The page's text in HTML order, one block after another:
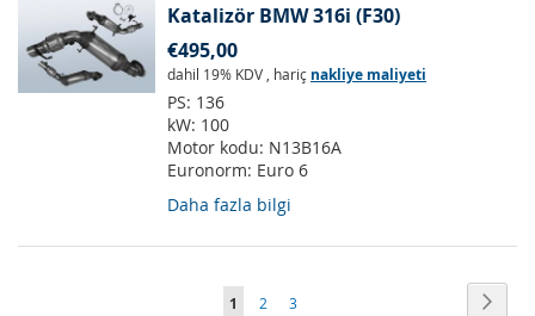
Katalizör BMW 316i (F30)
€495,00
dahil 19% KDV , hariç nakliye maliyeti
PS: 136
kW: 100
Motor kodu: N13B16A
Euronorm: Euro 6
Daha fazla bilgi
Sayfa
Şu
1 Sayfa
2 Sayfa
3